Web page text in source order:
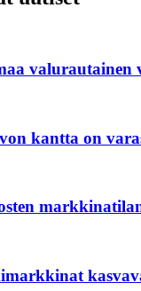
valurautainen
kantta on